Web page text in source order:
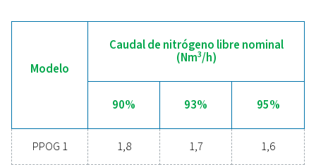
Para mayor comodidad, el sistema opcional de
remota 24/7 ICONS permite realizar un seguimiento en
real de datos esenciales como el caudal, la presión y
lo que mejora aún más la fiabilidad y la eficiencia del
un rendimiento óptimo y un funcionamiento fluido
sus necesidades de generación de oxígeno.